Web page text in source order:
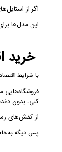
اگر از
این مدل‌ها
خرید
با شرایط
فروشگاه‌هایی
کنی، بدون
از کفش‌های
پس دیگه